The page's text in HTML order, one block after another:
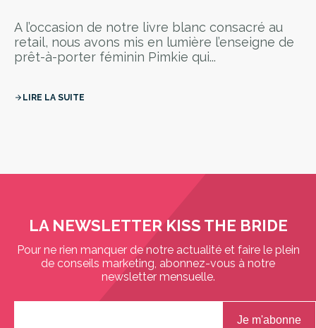
A l’occasion de notre livre blanc consacré au
retail, nous avons mis en lumière l’enseigne de
prêt-à-porter féminin Pimkie qui...
arrow_forward LIRE LA SUITE
LA NEWSLETTER KISS THE BRIDE
Pour ne rien manquer de notre actualité et faire le plein
de conseils marketing, abonnez-vous à notre
newsletter mensuelle.